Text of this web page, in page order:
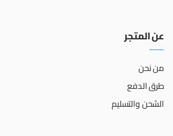
عن المتجر
من نحن
طرق الدفع
الشحن والتسليم